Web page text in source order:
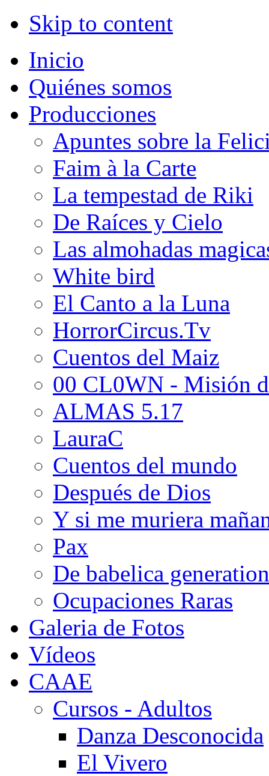
Skip to content
Inicio
Quiénes somos
Producciones
Apuntes sobre la
Faim à la Carte
La tempestad de Riki
De Raíces y Cielo
Las almohadas
White bird
El Canto a la Luna
HorrorCircus.Tv
Cuentos del Maiz
00 CL0WN - Misión
ALMAS 5.17
LauraC
Cuentos del mundo
Después de Dios
Y si me muriera
Pax
De babelica
Ocupaciones Raras
Galeria de Fotos
Vídeos
CAAE
Cursos - Adultos
Danza Desconocida
El Vivero